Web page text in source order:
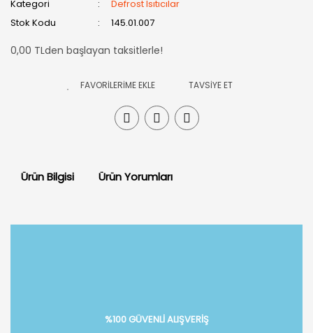
Kategori
Defrost Isıtıcılar
Stok Kodu
145.01.007
0,00 TLden başlayan taksitlerle!
TAVSİYE ET
Ürün Bilgisi Ürün Yorumları
%100 GÜVENLİ ALIŞVERİŞ